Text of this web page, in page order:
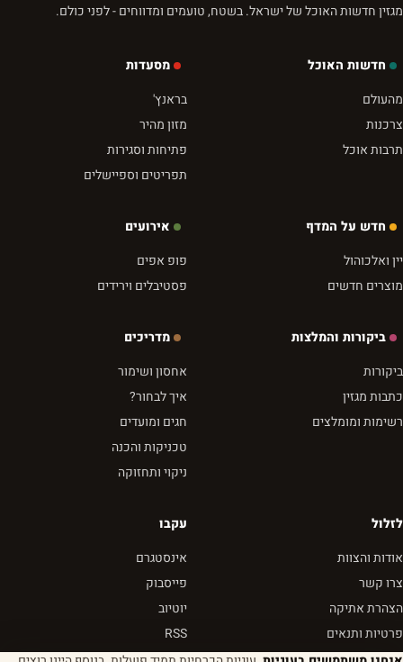
מגזין חדשות האוכל של ישראל. בשטח, טועמים ומדווחים - לפני כולם.
חדשות האוכל
מהעולם
צרכנות
תרבות אוכל
מסעדות
בראנץ'
מזון מהיר
פתיחות וסגירות
תפריטים וספיישלים
חדש על המדף
יין ואלכוהול
מוצרים חדשים
אירועים
פופ אפים
פסטיבלים וירידים
ביקורות והמלצות
ביקורות
כתבות מגזין
רשימות ומומלצים
מדריכים
אחסון ושימור
איך לבחור?
חגים ומועדים
טכניקות והכנה
ניקוי ותחזוקה
לזלול
אודות והצוות
צרו קשר
הצהרת אתיקה
פרטיות ותנאים
עקבו
אינסטגרם
פייסבוק
יוטיוב
RSS